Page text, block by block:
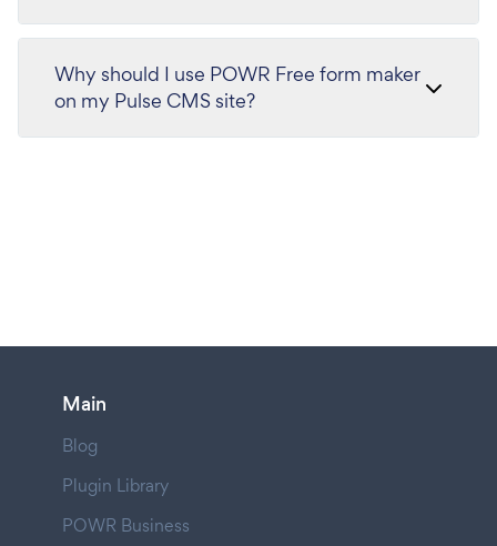
Why should I use POWR Free form maker
on my Pulse CMS site?
Main
Blog
Plugin Library
POWR Business